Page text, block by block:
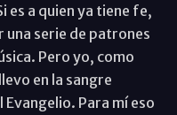
es a quien ya tiene fe,
serie de patrones
Pero yo, como
en la sangre
Para mí eso